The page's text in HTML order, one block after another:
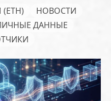
(ETH)
НОВОСТИ
ДАННЫЕ